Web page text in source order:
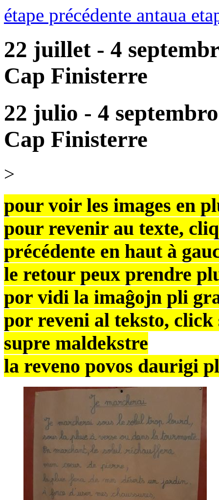
étape précédente antaua
22 juillet - 4
Cap Finisterre
22 julio - 4
Cap Finisterre
>
pour voir les images en
pour revenir au texte,
précédente en haut à
le retour peux prendre
por vidi la imaĝojn pli
por reveni al teksto, click
supre maldekstre
la reveno povos daurigi